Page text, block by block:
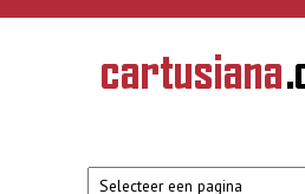
Overslaan en naar de inhoud gaan
Geschiedenis
van de